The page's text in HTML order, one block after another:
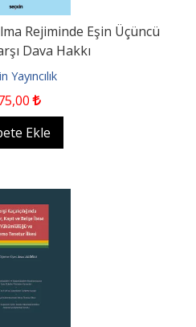
Rejiminde Eşin Üçüncü
Dava Hakkı
Yayıncılık
,00
Ekle